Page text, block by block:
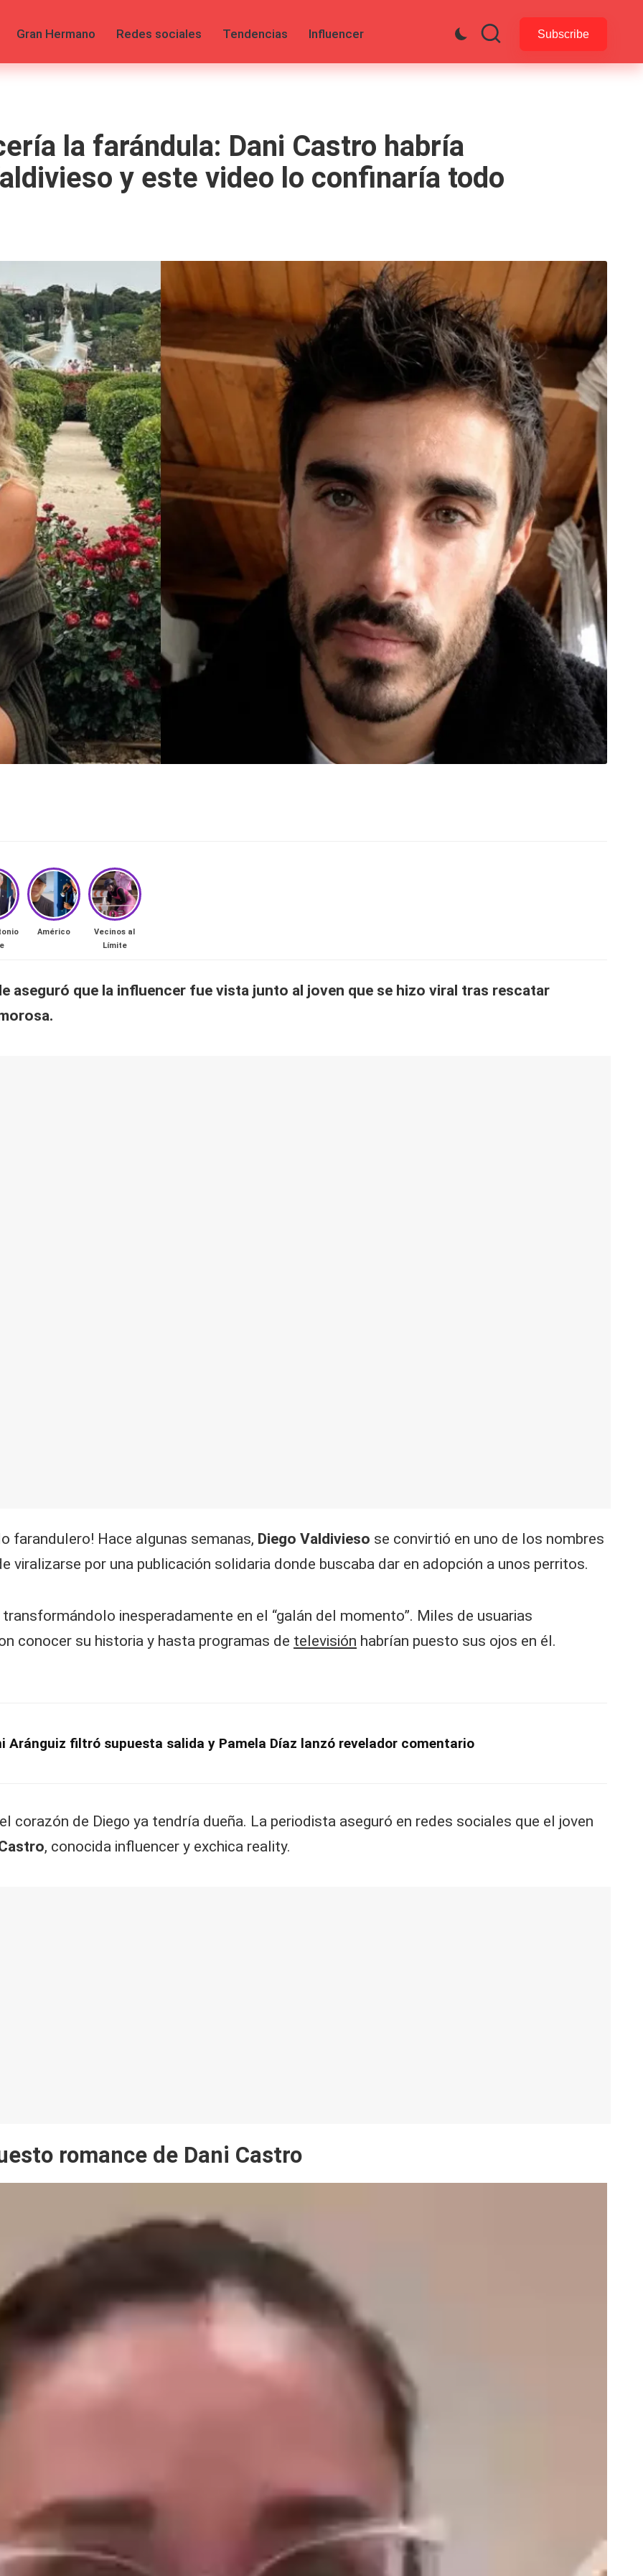
Gran Hermano Redes sociales Tendencias Influencer Subscribe
la farándula: Dani Castro habría
y este video lo confinaría todo
Américo
Vecinos al
Límite
aseguró que la influencer fue vista junto al joven que se hizo viral tras rescatar
farandulero! Hace algunas semanas, Diego Valdivieso se convirtió en uno de los nombres
viralizarse por una publicación solidaria donde buscaba dar en adopción a unos perritos.
inesperadamente en el “galán del momento”. Miles de usuarias
conocer su historia y hasta programas de televisión habrían puesto sus ojos en él.
Aránguiz filtró supuesta salida y Pamela Díaz lanzó revelador comentario
corazón de Diego ya tendría dueña. La periodista aseguró en redes sociales que el joven
, conocida influencer y exchica reality.
romance de Dani Castro